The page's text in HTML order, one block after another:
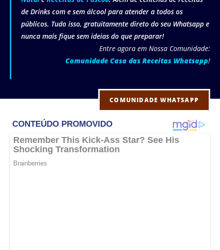
de Drinks com e sem álcool para atender a todos os
públicos. Tudo isso, gratuitamente direto do seu Whatsapp e
nunca mais fique sem ideias do que preparar!
Entre agora em Nossa Comunidade:
Comunidade Casa das Receitas Whatsapp!
COMUNIDADE WHATSAPP